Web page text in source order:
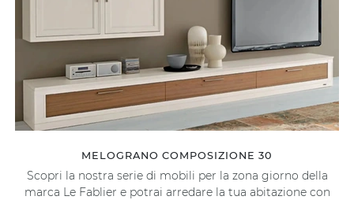
MELOGRANO COMPOSIZIONE 30
Scopri la nostra serie di mobili per la zona giorno della
marca Le Fablier e potrai arredare la tua abitazione con